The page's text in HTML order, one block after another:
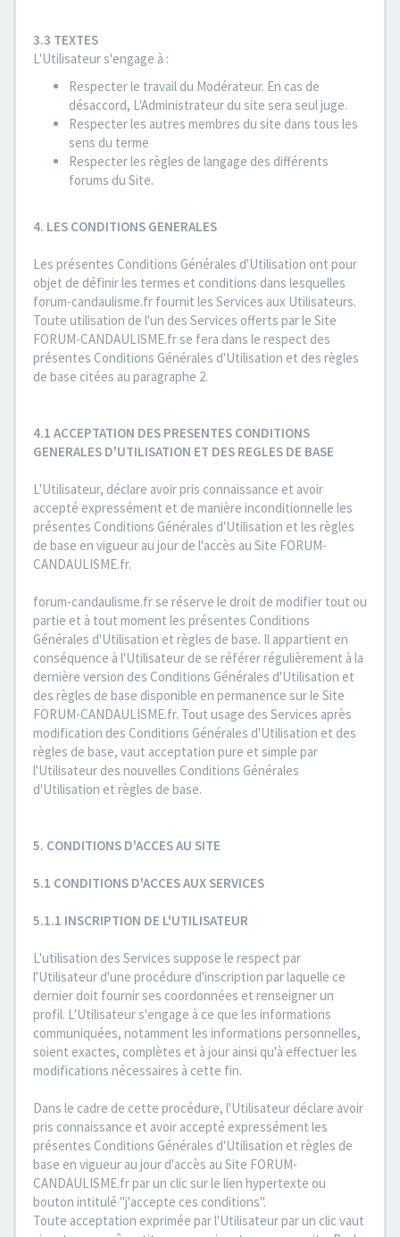
3.3 TEXTES
L'Utilisateur s'engage à :
Respecter le travail du Modérateur. En cas de
désaccord, L'Administrateur du site sera seul juge.
Respecter les autres membres du site dans tous les
sens du terme
Respecter les règles de langage des différents
forums du Site.
4. LES CONDITIONS GENERALES
Les présentes Conditions Générales d'Utilisation ont pour
objet de définir les termes et conditions dans lesquelles
forum-candaulisme.fr fournit les Services aux Utilisateurs.
Toute utilisation de l'un des Services offerts par le Site
FORUM-CANDAULISME.fr se fera dans le respect des
présentes Conditions Générales d'Utilisation et des règles
de base citées au paragraphe 2.
4.1 ACCEPTATION DES PRESENTES CONDITIONS
GENERALES D'UTILISATION ET DES REGLES DE BASE
L'Utilisateur, déclare avoir pris connaissance et avoir
accepté expressément et de manière inconditionnelle les
présentes Conditions Générales d'Utilisation et les règles
de base en vigueur au jour de l'accès au Site FORUM-
CANDAULISME.fr.
forum-candaulisme.fr se réserve le droit de modifier tout ou
partie et à tout moment les présentes Conditions
Générales d'Utilisation et règles de base. Il appartient en
conséquence à l'Utilisateur de se référer régulièrement à la
dernière version des Conditions Générales d'Utilisation et
des règles de base disponible en permanence sur le Site
FORUM-CANDAULISME.fr. Tout usage des Services après
modification des Conditions Générales d'Utilisation et des
règles de base, vaut acceptation pure et simple par
l'Utilisateur des nouvelles Conditions Générales
d'Utilisation et règles de base.
5. CONDITIONS D'ACCES AU SITE
5.1 CONDITIONS D'ACCES AUX SERVICES
5.1.1 INSCRIPTION DE L'UTILISATEUR
L'utilisation des Services suppose le respect par
l'Utilisateur d'une procédure d'inscription par laquelle ce
dernier doit fournir ses coordonnées et renseigner un
profil. L'Utilisateur s'engage à ce que les informations
communiquées, notamment les informations personnelles,
soient exactes, complètes et à jour ainsi qu'à effectuer les
modifications nécessaires à cette fin.
Dans le cadre de cette procédure, l'Utilisateur déclare avoir
pris connaissance et avoir accepté expressément les
présentes Conditions Générales d'Utilisation et règles de
base en vigueur au jour d'accès au Site FORUM-
CANDAULISME.fr par un clic sur le lien hypertexte ou
bouton intitulé "j'accepte ces conditions".
Toute acceptation exprimée par l'Utilisateur par un clic vaut